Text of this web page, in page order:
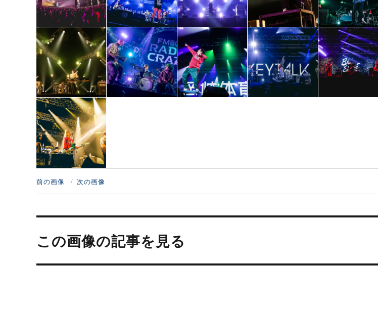
前の画像 次の画像
投
ナ
ビ
ー
この画像の記事を見る